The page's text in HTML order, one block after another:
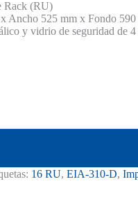
Rack (RU)
Ancho 525 mm x Fondo 590
y vidrio de seguridad de
16 RU, EIA-310-D,